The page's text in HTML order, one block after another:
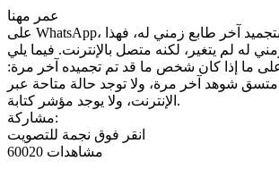
عمر مهنا
على WhatsApp، إذا قام شخص ما بتجميد آخر طابع زمني له، فهذا
له لم يتغير، لكنه متصل بالإنترنت. فيما يلي
ما إذا كان شخص ما قد تم تجميده آخر مرة:
شوهد آخر مرة، ولا توجد حالة متاحة عبر
الإنترنت، ولا يوجد مؤشر كتابة.
مشاركة:
انقر فوق نجمة للتصويت
60020 مشاهدات